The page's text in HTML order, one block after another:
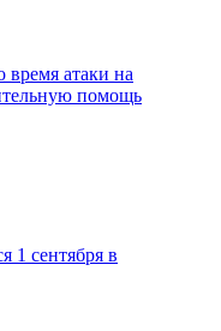
атаки на
помощь
1 сентября в